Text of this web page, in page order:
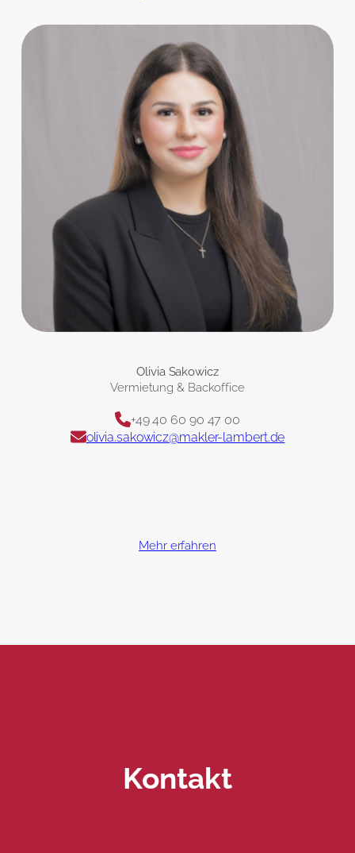
Olivia Sakowicz
Vermietung & Backoffice
+49 40 60 90 47 00
olivia.sakowicz@makler-lambert.de
Mehr erfahren
Kontakt